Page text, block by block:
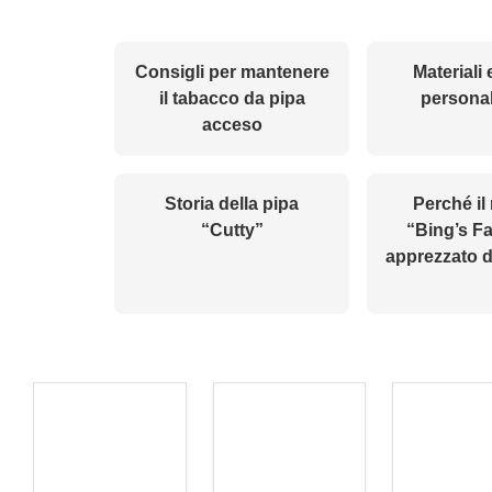
Consigli per mantenere
il tabacco da pipa
acceso
Materiali
Storia della pipa
“Cutty”
Perché il
“Bing’s
apprezzato